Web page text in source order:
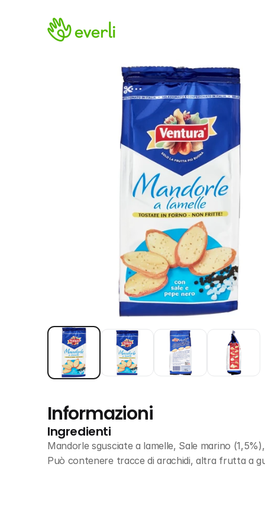
Informazioni
Ingredienti
Mandorle sgusciate a lamelle, Sale marino
Può contenere tracce di arachidi, altra frutta a